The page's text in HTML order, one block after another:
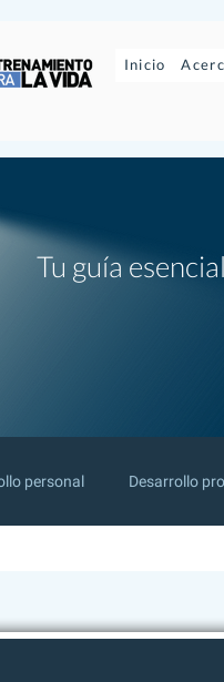
Inicio
Tu guía
personal Desarrollo